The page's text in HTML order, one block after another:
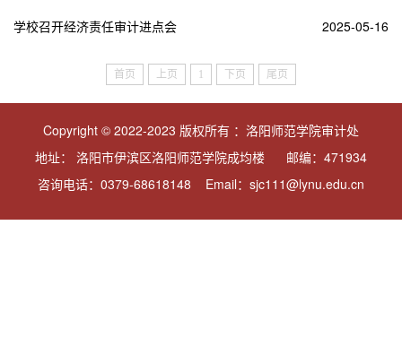
学校召开经济责任审计进点会
2025-05-16
首页 上页 1 下页 尾页
Copyright © 2022-2023 版权所有 ：洛阳师范学院审计处
地址： 洛阳市伊滨区洛阳师范学院成均楼 邮编：471934
咨询电话：0379-68618148 Email：sjc111@lynu.edu.cn